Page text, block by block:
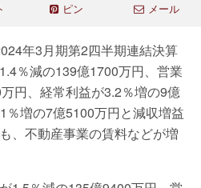
ピン メール
年3月期第2四半期連結決算
％減の139億1700万円、営業
円、経常利益が3.2％増の9億
％増の7億5100万円と減収増益
、不動産事業の賃料などが増